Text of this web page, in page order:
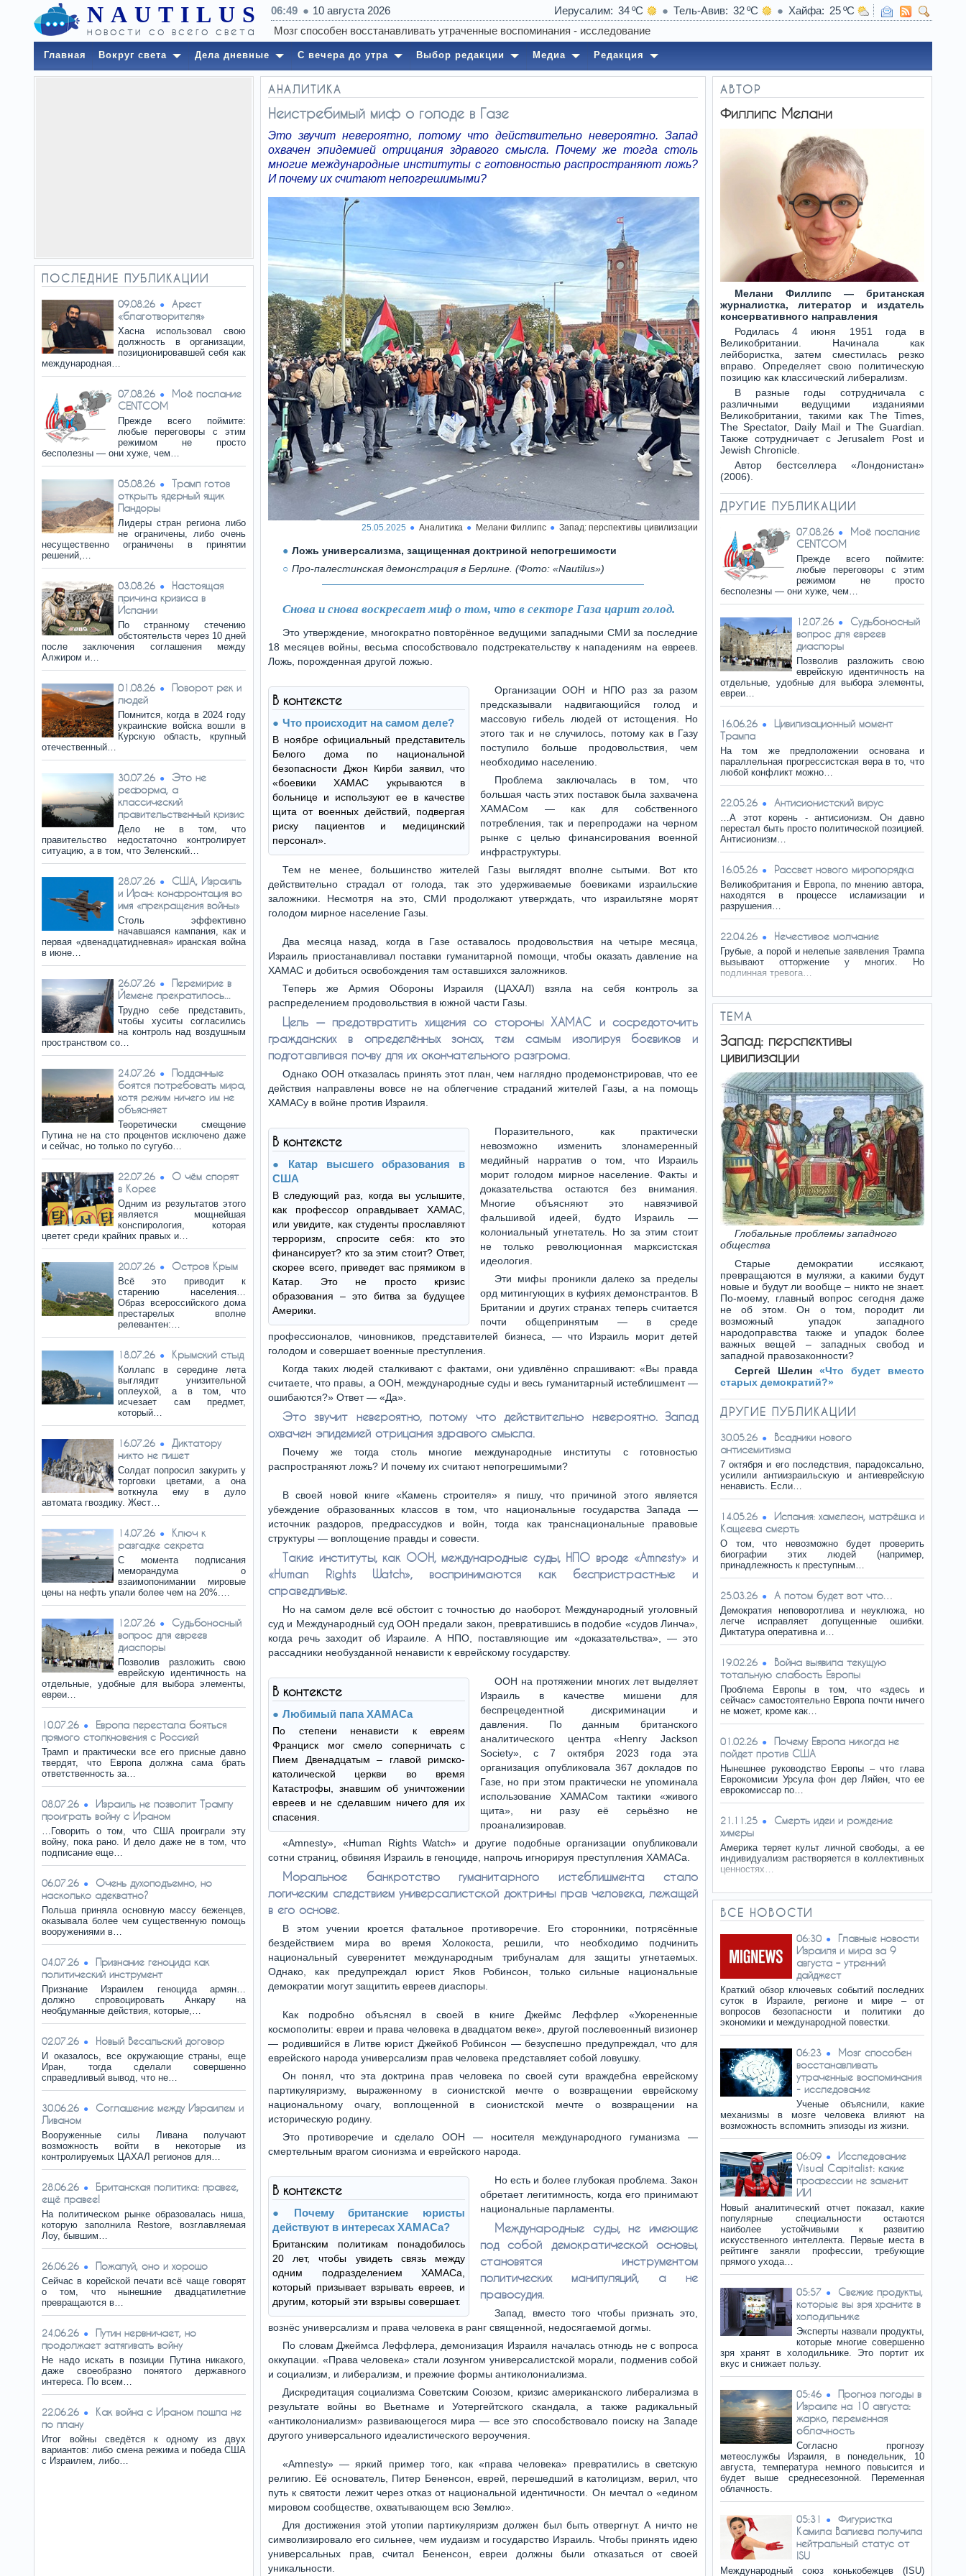
NAUTILUS
новости со всего света
06:49 10 августа 2026 Иерусалим 34 Тель-Авив 32 Хайфа
25
Главная Вокруг света Дела дневные С вечера до утра Выбор редакции Медиа Редакция
ПОСЛЕДНИЕ ПУБЛИКАЦИИ
09.08.26
Арест
«благотворителя»
Хасна использовал свою
должность в организации,
позиционировавшей себя как
международная…
07.08.26
Моё послание
CENTCOM
Прежде всего поймите:
любые переговоры с этим
режимом не просто
бесполезны — они хуже, чем…
05.08.26
Трамп готов
открыть ядерный ящик
Пандоры
Лидеры стран региона либо
не ограничены, либо очень
несущественно ограничены в принятии
решений,…
03.08.26
Настоящая
причина кризиса в
Испании
По странному стечению
обстоятельств через 10 дней
после заключения соглашения между
Алжиром и…
01.08.26
Поворот рек и
людей
Помнится, когда в 2024 году
украинские войска вошли в
Курскую область, крупный
отечественный…
30.07.26
Это не
реформа, а
классический
правительственный кризис
Дело не в том, что
правительство недостаточно контролирует
ситуацию, а в том, что Зеленский…
28.07.26
США, Израиль
и Иран: конфронтация во
имя «прекращения войны»
Столь эффективно
начавшаяся кампания, как и
первая «двенадцатидневная» иранская война
в июне…
26.07.26
Перемирие в
Йемене прекратилось...
Трудно себе представить,
чтобы хуситы согласились
на контроль над воздушным
пространством со…
24.07.26
Подданные
боятся потребовать мира,
хотя режим ничего им не
объясняет
Теоретически смещение
Путина не на сто процентов исключено даже
и сейчас, но только по сугубо…
22.07.26
О чём спорят
в Корее
Одним из результатов этого
является мощнейшая
конспирология, которая
цветет среди крайних правых и…
20.07.26 Остров Крым
Всё это приводит к
старению населения…
Образ всероссийского дома
престарелых вполне
релевантен:…
18.07.26 Крымский стыд
Коллапс в середине лета
выглядит унизительной
оплеухой, а в том, что
исчезает сам предмет,
который…
16.07.26
Диктатору
никто не пишет
Солдат попросил закурить у
торговки цветами, а она
воткнула ему в дуло
автомата гвоздику. Жест…
14.07.26
Ключ к
разгадке секрета
С момента подписания
меморандума о
взаимопонимании мировые
цены на нефть упали более чем на 20%.…
12.07.26
Судьбоносный
вопрос для евреев
диаспоры
Позволив разложить свою
еврейскую идентичность на
отдельные, удобные для выбора элементы,
евреи…
10.07.26
Европа перестала бояться
прямого столкновения с Россией
Трамп и практически все его присные давно
твердят, что Европа должна сама брать
ответственность за…
08.07.26
Израиль не позволит Трампу
проиграть войну с Ираном
…Говорить о том, что США проиграли эту
войну, пока рано. И дело даже не в том, что
подписание еще…
06.07.26
Очень духоподъемно, но
насколько адекватно?
Польша приняла основную массу беженцев,
оказывала более чем существенную помощь
вооружениями в…
04.07.26
Признание геноцида как
политический инструмент
Признание Израилем геноцида армян…
должно спровоцировать Анкару на
необдуманные действия, которые,…
02.07.26 Новый Весальский договор
И оказалось, все окружающие страны, еще
Иран, тогда сделали совершенно
справедливый вывод, что не…
30.06.26
Соглашение между Израилем и
Ливаном
Вооруженные силы Ливана получают
возможность войти в некоторые из
контролируемых ЦАХАЛ регионов для…
28.06.26
Британская политика: правее,
ещё правее!
На политическом рынке образовалась ниша,
которую заполнила Restore, возглавляемая
Лоу, бывшим…
26.06.26 Пожалуй, оно и хорошо
Сейчас в корейской печати всё чаще говорят
о том, что нынешние двадцатилетние
превращаются в…
24.06.26
Путин нервничает, но
продолжает затягивать войну
Не надо искать в позиции Путина никакого,
даже своеобразно понятого державного
интереса. По всем…
22.06.26
Как война с Ираном пошла не
по плану
Итог войны сведётся к одному из двух
вариантов: либо смена режима и победа США
с Израилем, либо…
АНАЛИТИКА
Неистребимый миф о голоде в Газе
Это звучит невероятно, потому что действительно невероятно. Запад
охвачен эпидемией отрицания здравого смысла. Почему же тогда столь
многие международные институты с готовностью распространяют ложь?
И почему их считают непогрешимыми?
25.05.2025 Аналитика Мелани Филлипс Запад: перспективы цивилизации
Ложь универсализма, защищенная доктриной непогрешимости
Про-палестинская демонстрация в Берлине. (Фото: «Nautilus»)
Снова и снова воскресает миф о том, что в секторе Газа царит голод.
Это утверждение, многократно повторённое ведущими западными СМИ за последние
18 месяцев войны, весьма способствовало подстрекательству к нападениям на евреев.
Ложь, порожденная другой ложью.
В контексте
Что происходит на самом деле?
В ноябре официальный представитель
Белого дома по национальной
безопасности Джон Кирби заявил, что
«боевики ХАМАС укрываются в
больнице и используют ее в качестве
щита от военных действий, подвергая
риску пациентов и медицинский
персонал».
Организации ООН и НПО раз за разом
предсказывали надвигающийся голод и
массовую гибель людей от истощения. Но
этого так и не случилось, потому как в Газу
поступило больше продовольствия, чем
необходимо населению.
Проблема заключалась в том, что
большая часть этих поставок была захвачена
ХАМАСом — как для собственного
потребления, так и перепродажи на черном
рынке с целью финансирования военной
инфраструктуры.
Тем не менее, большинство жителей Газы выглядят вполне сытыми. Вот кто
действительно страдал от голода, так это удерживаемые боевиками израильские
заложники. Несмотря на это, СМИ продолжают утверждать, что израильтяне морят
голодом мирное население Газы.
Два месяца назад, когда в Газе оставалось продовольствия на четыре месяца,
Израиль приостанавливал поставки гуманитарной помощи, чтобы оказать давление на
ХАМАС и добиться освобождения там оставшихся заложников.
Теперь же Армия Обороны Израиля (ЦАХАЛ) взяла на себя контроль за
распределением продовольствия в южной части Газы.
Цель — предотвратить хищения со стороны ХАМАС и сосредоточить
гражданских в определённых зонах, тем самым изолируя боевиков и
подготавливая почву для их окончательного разгрома.
Однако ООН отказалась принять этот план, чем наглядно продемонстрировав, что ее
действия направлены вовсе не на облегчение страданий жителей Газы, а на помощь
ХАМАСу в войне против Израиля.
В контексте
Катар высшего образования в
США
В следующий раз, когда вы услышите,
как профессор оправдывает ХАМАС,
или увидите, как студенты прославляют
терроризм, спросите себя: кто это
финансирует? кто за этим стоит? Ответ,
скорее всего, приведет вас прямиком в
Катар. Это не просто кризис
образования – это битва за будущее
Америки.
Поразительного, как практически
невозможно изменить злонамеренный
медийный нарратив о том, что Израиль
морит голодом мирное население. Факты и
доказательства остаются без внимания.
Многие объясняют это навязчивой
фальшивой идеей, будто Израиль —
колониальный угнетатель. Но за этим стоит
не только революционная марксистская
идеология.
Эти мифы проникли далеко за пределы
орд митингующих в куфиях демонстрантов. В
Британии и других странах теперь считается
почти общепринятым — в среде
профессионалов, чиновников, представителей бизнеса, — что Израиль морит детей
голодом и совершает военные преступления.
Когда таких людей сталкивают с фактами, они удивлённо спрашивают: «Вы правда
считаете, что правы, а ООН, международные суды и весь гуманитарный истеблишмент —
ошибаются?» Ответ — «Да».
Это звучит невероятно, потому что действительно невероятно. Запад
охвачен эпидемией отрицания здравого смысла.
Почему же тогда столь многие международные институты с готовностью
распространяют ложь? И почему их считают непогрешимыми?
В своей новой книге «Камень строителя» я пишу, что причиной этого является
убеждение образованных классов в том, что национальные государства Запада —
источник раздоров, предрассудков и войн, тогда как транснациональные правовые
структуры — воплощение правды и совести.
Такие институты, как ООН, международные суды, НПО вроде «Amnesty» и
«Human Rights Watch», воспринимаются как беспристрастные и
справедливые.
Но на самом деле всё обстоит с точностью до наоборот. Международный уголовный
суд и Международный суд ООН предали закон, превратившись в подобие «судов Линча»,
когда речь заходит об Израиле. А НПО, поставляющие им «доказательства», — это
рассадники необузданной ненависти к еврейскому государству.
В контексте
Любимый папа ХАМАСа
По степени ненависти к евреям
Франциск мог смело соперничать с
Пием Двенадцатым – главой римско-
католической церкви во время
Катастрофы, знавшим об уничтожении
евреев и не сделавшим ничего для их
спасения.
ООН на протяжении многих лет выделяет
Израиль в качестве мишени для
беспрецедентной дискриминации и
давления. По данным британского
аналитического центра «Henry Jackson
Society», с 7 октября 2023 года эта
организация опубликовала 367 докладов по
Газе, но при этом практически не упоминала
использование ХАМАСом тактики «живого
щита», ни разу её серьёзно не
проанализировав.
«Amnesty», «Human Rights Watch» и другие подобные организации опубликовали
сотни страниц, обвиняя Израиль в геноциде, напрочь игнорируя преступления ХАМАСа.
Моральное банкротство гуманитарного истеблишмента стало
логическим следствием универсалистской доктрины прав человека, лежащей
в его основе.
В этом учении кроется фатальное противоречие. Его сторонники, потрясённые
бездействием мира во время Холокоста, решили, что необходимо подчинить
национальный суверенитет международным трибуналам для защиты угнетаемых.
Однако, как предупреждал юрист Яков Робинсон, только сильные национальные
демократии могут защитить евреев диаспоры.
Как подробно объяснял в своей в книге Джеймс Леффлер «Укорененные
космополиты: евреи и права человека в двадцатом веке», другой послевоенный визионер
— родившийся в Литве юрист Джейкоб Робинсон — безуспешно предупреждал, что для
еврейского народа универсализм прав человека представляет собой ловушку.
Он понял, что эта доктрина прав человека по своей сути враждебна еврейскому
партикуляризму, выраженному в сионистской мечте о возвращении еврейскому
национальному очагу, воплощенной в сионистской мечте о возвращении на
историческую родину.
Это противоречие и сделало ООН — носителя международного гуманизма —
смертельным врагом сионизма и еврейского народа.
В контексте
Почему британские юристы
действуют в интересах ХАМАСа?
Британским политикам понадобилось
20 лет, чтобы увидеть связь между
одним подразделением ХАМАСа,
который призывает взрывать евреев, и
другим, который эти взрывы совершает.
Но есть и более глубокая проблема. Закон
обретает легитимность, когда его принимают
национальные парламенты.
Международные суды, не имеющие
под собой демократической основы,
становятся инструментом
политических манипуляций, а не
правосудия.
Запад, вместо того чтобы признать это,
вознёс универсализм и права человека в ранг священной, недосягаемой догмы.
По словам Джеймса Леффлера, демонизация Израиля началась отнюдь не с вопроса
оккупации. «Права человека» стали лозунгом универсалистской морали, подменив собой
и социализм, и либерализм, и прежние формы антиколониализма.
Дискредитация социализма Советским Союзом, кризис американского либерализма в
результате войны во Вьетнаме и Уотергейтского скандала, а также радикальный
«антиколониализм» развивающегося мира — все это способствовало поиску на Западе
другого универсального идеалистического вероучения.
«Amnesty» — яркий пример того, как «права человека» превратились в светскую
религию. Её основатель, Питер Бененсон, еврей, перешедший в католицизм, верил, что
путь к святости лежит через отказ от национальной идентичности. Он мечтал о «едином
мировом сообществе, охватывающем всю Землю».
Для достижения этой утопии партикуляризм должен был быть отвергнут. А ничто не
символизировало его сильнее, чем иудаизм и государство Израиль. Чтобы принять идею
универсальных прав, считал Бененсон, евреи должны были отказаться от своей
уникальности.
АВТОР
Филлипс Мелани
Мелани Филлипс — британская
журналистка, литератор и издатель
консервативного направления
Родилась 4 июня 1951 года в
Великобритании. Начинала как
лейбористка, затем сместилась резко
вправо. Определяет свою политическую
позицию как классический либерализм.
В разные годы сотрудничала с
различными ведущими изданиями
Великобритании, такими как The Times,
The Spectator, Daily Mail и The Guardian.
Также сотрудничает с Jerusalem Post и
Jewish Chronicle.
Автор бестселлера «Лондонистан»
(2006).
ДРУГИЕ ПУБЛИКАЦИИ
07.08.26
Моё послание
CENTCOM
Прежде всего поймите:
любые переговоры с этим
режимом не просто
бесполезны — они хуже, чем…
12.07.26
Судьбоносный
вопрос для евреев
диаспоры
Позволив разложить свою
еврейскую идентичность на
отдельные, удобные для выбора элементы,
евреи…
16.06.26
Цивилизационный момент
Трампа
На том же предположении основана и
параллельная прогрессистская вера в то, что
любой конфликт можно…
22.05.26 Антисионистский вирус
…А этот корень - антисионизм. Он давно
перестал быть просто политической позицией.
Антисионизм…
16.05.26 Рассвет нового миропорядка
Великобритания и Европа, по мнению автора,
находятся в процессе исламизации и
разрушения…
22.04.26 Нечестивое молчание
Грубые, а порой и нелепые заявления Трампа
вызывают отторжение у многих. Но
подлинная тревога…
ТЕМА
Запад: перспективы
цивилизации
Глобальные проблемы западного
общества
Старые демократии иссякают,
превращаются в муляжи, а какими будут
новые и будут ли вообще – никто не знает.
По-моему, главный вопрос сегодня даже
не об этом. Он о том, породит ли
возможный упадок западного
народоправства также и упадок более
важных вещей – западных свобод и
западной правозаконности?
Сергей Шелин «Что будет вместо
старых демократий?»
ДРУГИЕ ПУБЛИКАЦИИ
30.05.26
Всадники нового
антисемитизма
7 октября и его последствия, парадоксально,
усилили антиизраильскую и антиеврейскую
ненависть. Если…
14.05.26
Испания: хамелеон, матрёшка и
Кащеева смерть
О том, что невозможно будет проверить
биографии этих людей (например,
принадлежность к преступным…
25.03.26 А потом будет вот что…
Демократия неповоротлива и неуклюжа, но
легче исправляет допущенные ошибки.
Диктатура оперативна и…
19.02.26
Война выявила текущую
тотальную слабость Европы
Проблема Европы в том, что «здесь и
сейчас» самостоятельно Европа почти ничего
не может, кроме как…
01.02.26
Почему Европа никогда не
пойдет против США
Нынешнее руководство Европы – что глава
Еврокомисии Урсула фон дер Ляйен, что ее
еврокомиссар по…
21.11.25
Смерть идеи и рождение
химеры
Америка теряет культ личной свободы, а ее
индивидуализм растворяется в коллективных
ценностях…
ВСЕ НОВОСТИ
06:30
Главные новости
Израиля и мира за 9
августа – утренний
дайджест
Краткий обзор ключевых событий последних
суток в Израиле, регионе и мире – от
вопросов безопасности и политики до
экономики и международной повестки.
06:23
Мозг способен
восстанавливать
утраченные воспоминания
- исследование
Ученые объяснили, какие
механизмы в мозге человека влияют на
возможность вспомнить эпизоды из жизни.
06:09
Исследование
Visual Capitalist: какие
профессии не заменит
ИИ
Новый аналитический отчет показал, какие
популярные специальности остаются
наиболее устойчивыми к развитию
искусственного интеллекта. Первые места в
рейтинге заняли профессии, требующие
прямого ухода…
05:57
Свежие продукты,
которые вы зря храните в
холодильнике
Эксперты назвали продукты,
которые многие совершенно
зря хранят в холодильнике. Это портит их
вкус и снижает пользу.
05:46
Прогноз погоды в
Израиле на 10 августа:
жарко, переменная
облачность
Согласно прогнозу
метеослужбы Израиля, в понедельник, 10
августа, температура немного повысится и
будет выше среднесезонной. Переменная
облачность.
05:31
Фигуристка
Камила Валиева получила
нейтральный статус от
ISU
Международный союз конькобежцев (ISU)